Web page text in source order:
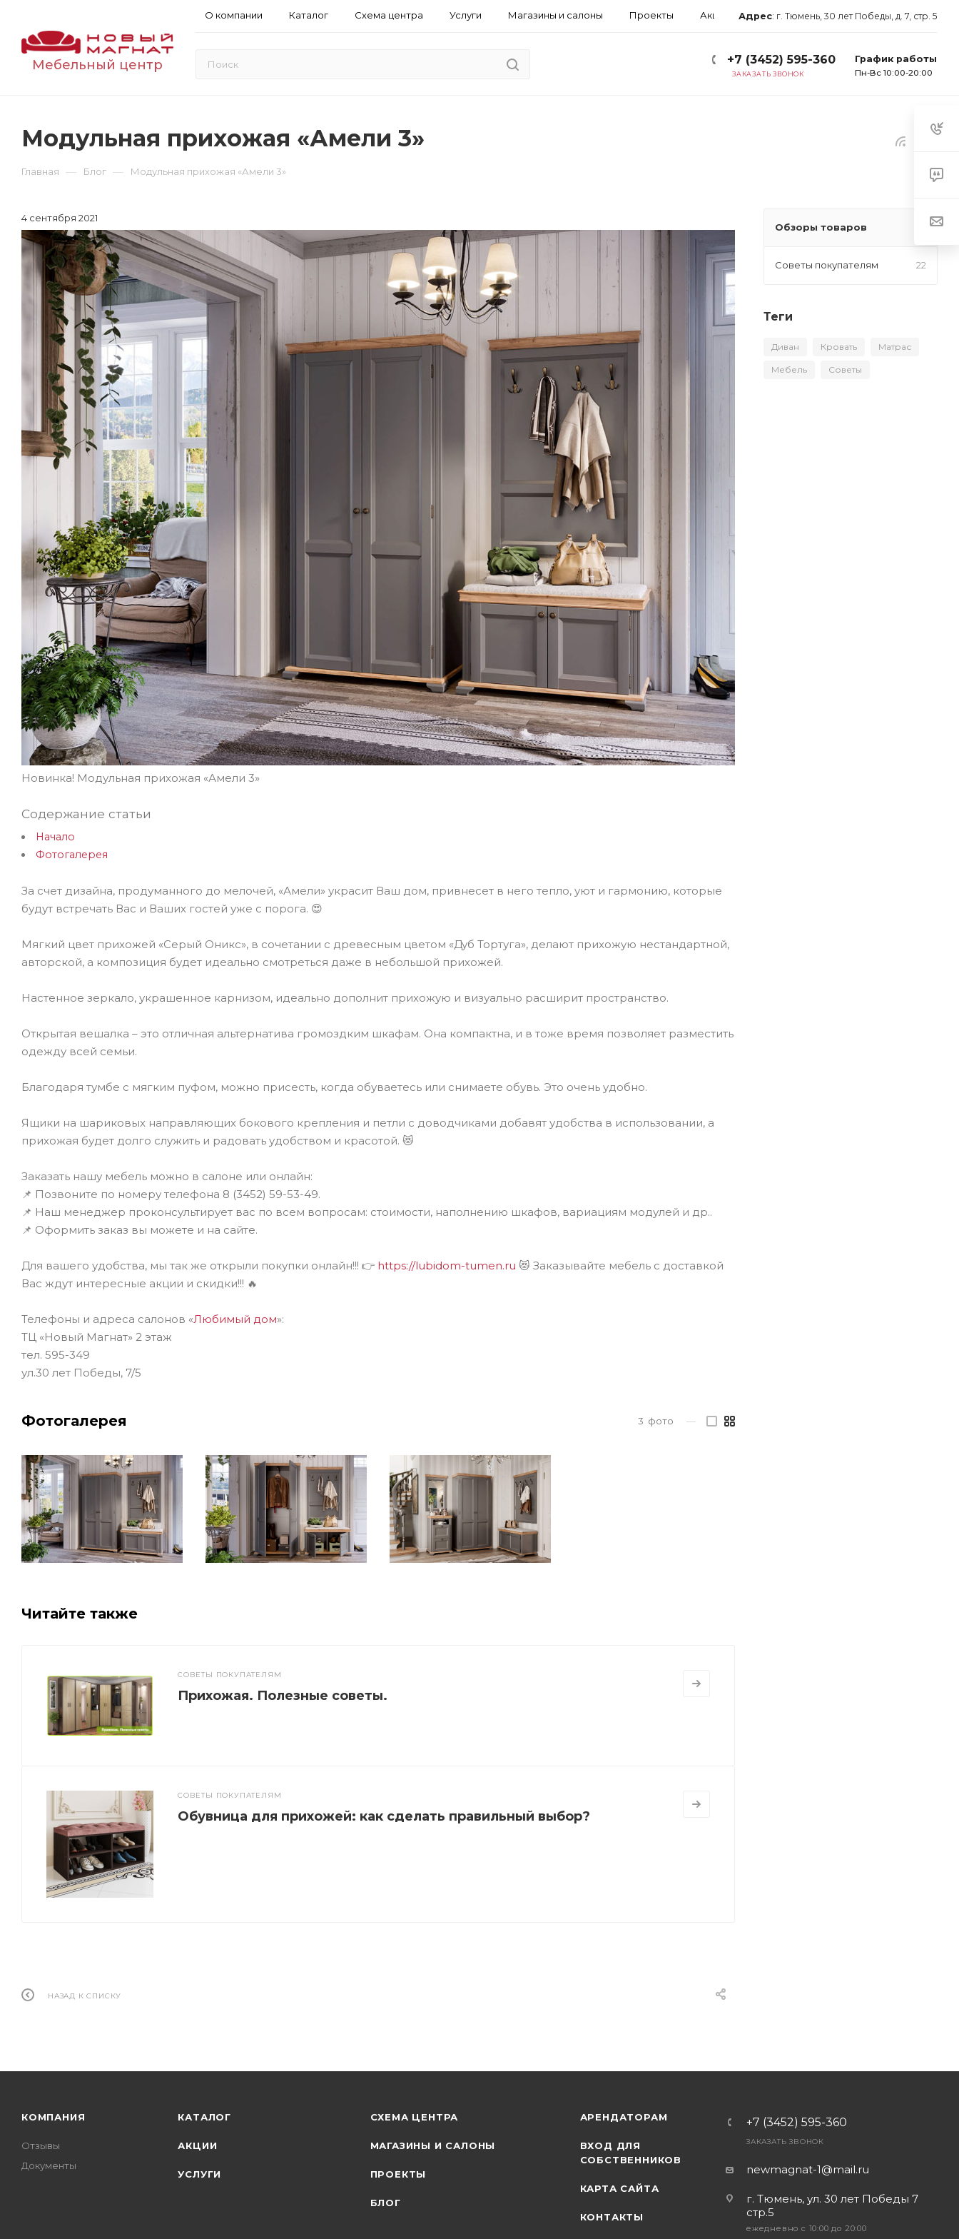
Мебельный центр
О компании Каталог Схема центра Услуги Магазины и салоны Проекты Акции Блог Арендаторам Контакты
Адрес: г. Тюмень, 30 лет Победы, д. 7, стр. 5
График работы
Пн-Вс 10:00-20:00
+7 (3452) 595-360
ЗАКАЗАТЬ ЗВОНОК
Модульная прихожая «Амели 3»
Главная — Блог — Модульная прихожая «Амели 3»
4 сентября 2021
Новинка! Модульная прихожая «Амели 3»
Содержание статьи
Начало
Фотогалерея
За счет дизайна, продуманного до мелочей, «Амели» украсит Ваш дом, привнесет в него тепло, уют и гармонию, которые
будут встречать Вас и Ваших гостей уже с порога. 😍
Мягкий цвет прихожей «Серый Оникс», в сочетании с древесным цветом «Дуб Тортуга», делают прихожую нестандартной,
авторской, а композиция будет идеально смотреться даже в небольшой прихожей.
Настенное зеркало, украшенное карнизом, идеально дополнит прихожую и визуально расширит пространство.
Открытая вешалка – это отличная альтернатива громоздким шкафам. Она компактна, и в тоже время позволяет разместить
одежду всей семьи.
Благодаря тумбе с мягким пуфом, можно присесть, когда обуваетесь или снимаете обувь. Это очень удобно.
Ящики на шариковых направляющих бокового крепления и петли с доводчиками добавят удобства в использовании, а
прихожая будет долго служить и радовать удобством и красотой. 😻
Заказать нашу мебель можно в салоне или онлайн:
📌 Позвоните по номеру телефона 8 (3452) 59-53-49.
📌 Наш менеджер проконсультирует вас по всем вопросам: стоимости, наполнению шкафов, вариациям модулей и др..
📌 Оформить заказ вы можете и на сайте.
Для вашего удобства, мы так же открыли покупки онлайн!!! 👉 https://lubidom-tumen.ru 😻 Заказывайте мебель с доставкой
Вас ждут интересные акции и скидки!!! 🔥
Телефоны и адреса салонов «Любимый дом»:
ТЦ «Новый Магнат» 2 этаж
тел. 595-349
ул.30 лет Победы, 7/5
Фотогалерея 3 фото —
Читайте также
СОВЕТЫ ПОКУПАТЕЛЯМ
Прихожая. Полезные советы.
СОВЕТЫ ПОКУПАТЕЛЯМ
Обувница для прихожей: как сделать правильный выбор?
НАЗАД К СПИСКУ
Обзоры товаров
Советы покупателям 22
Теги
Диван Кровать Матрас
Мебель Советы
КОМПАНИЯ
Отзывы
Документы
КАТАЛОГ
АКЦИИ
УСЛУГИ
СХЕМА ЦЕНТРА
МАГАЗИНЫ И САЛОНЫ
ПРОЕКТЫ
БЛОГ
АРЕНДАТОРАМ
ВХОД ДЛЯ
СОБСТВЕННИКОВ
КАРТА САЙТА
КОНТАКТЫ
+7 (3452) 595-360
ЗАКАЗАТЬ ЗВОНОК
newmagnat-1@mail.ru
г. Тюмень, ул. 30 лет Победы 7
стр.5
ежедневно с 10:00 до 20:00